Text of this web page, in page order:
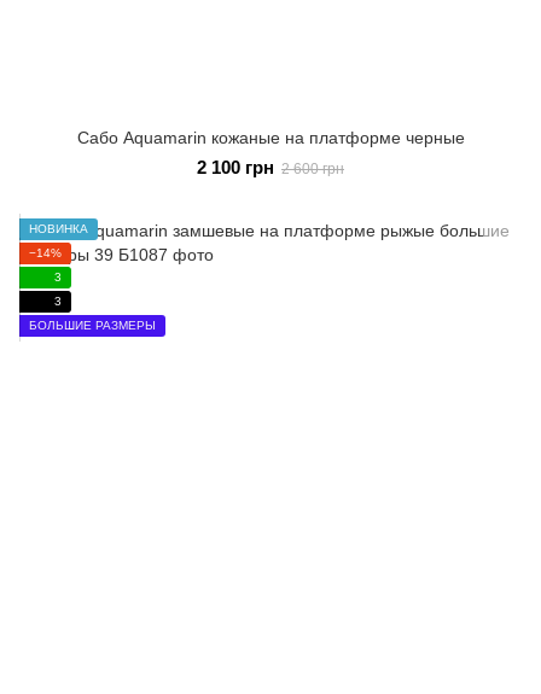
Сабо Aquamarin кожаные на платформе черные
2 100 грн 2 600 грн
НОВИНКА
−14%
3
3
БОЛЬШИЕ РАЗМЕРЫ